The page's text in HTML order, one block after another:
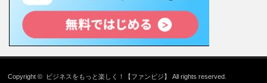
Copyright © ビジネスをもっと楽しく！【ファンビジ】 All rights reserved.